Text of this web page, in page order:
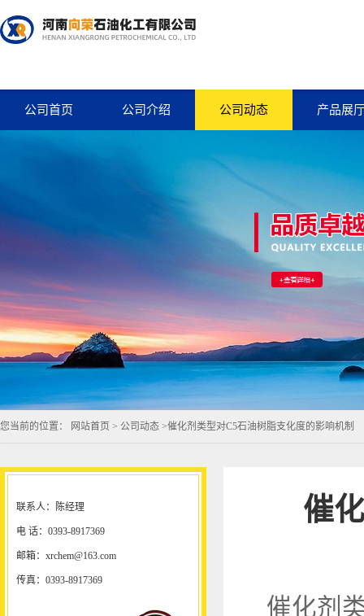
公司首页 公司介绍 公司动态 产品展
您当前的位置： 网站首页 > 公司动态 >催化剂类型对C5石油树脂支化度的影响机制
联系人：陈经理
电 话：0393-8917369
邮箱：xrchem@163.com
传真：0393-8917369
催
催化剂